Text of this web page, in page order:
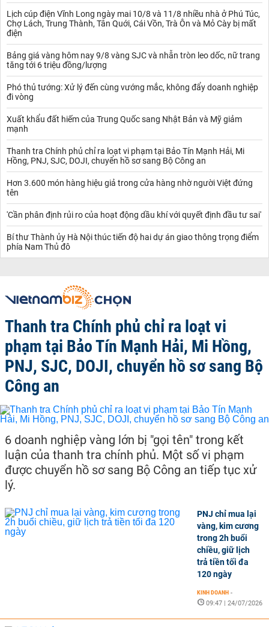
Lịch cúp điện Vĩnh Long ngày mai 10/8 và 11/8 nhiều nhà ở Phú Túc,
Chợ Lách, Trung Thành, Tân Quới, Cái Vồn, Trà Ôn và Mỏ Cày bị mất
điện
Bảng giá vàng hôm nay 9/8 vàng SJC và nhẫn tròn leo dốc, nữ trang
tăng tới 6 triệu đồng/lượng
Phó thủ tướng: Xử lý đến cùng vướng mắc, không đẩy doanh nghiệp
đi vòng
Xuất khẩu đất hiếm của Trung Quốc sang Nhật Bản và Mỹ giảm
mạnh
Thanh tra Chính phủ chỉ ra loạt vi phạm tại Bảo Tín Mạnh Hải, Mi
Hồng, PNJ, SJC, DOJI, chuyển hồ sơ sang Bộ Công an
Hơn 3.600 món hàng hiệu giả trong cửa hàng nhờ người Việt đứng
tên
'Cần phân định rủi ro của hoạt động dầu khí với quyết định đầu tư sai'
Bí thư Thành ủy Hà Nội thúc tiến độ hai dự án giao thông trọng điểm
phía Nam Thủ đô
Thanh tra Chính phủ chỉ ra loạt vi
phạm tại Bảo Tín Mạnh Hải, Mi Hồng,
PNJ, SJC, DOJI, chuyển hồ sơ sang Bộ
Công an
6 doanh nghiệp vàng lớn bị "gọi tên" trong kết
luận của thanh tra chính phủ. Một số vi phạm
được chuyển hồ sơ sang Bộ Công an tiếp tục xử
lý.
PNJ chỉ mua lại
vàng, kim cương
trong 2h buổi
chiều, giữ lịch
trả tiền tối đa
120 ngày
KINH DOANH -
09:47 | 24/07/2026